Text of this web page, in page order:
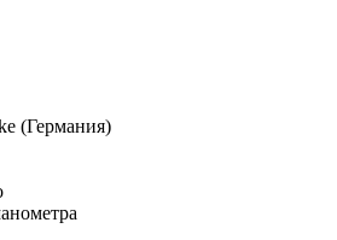
(Германия)